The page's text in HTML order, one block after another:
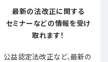
最新の法改正に関する
セミナーなどの情報を受け
取れます！
公益認定法改正など、最新の